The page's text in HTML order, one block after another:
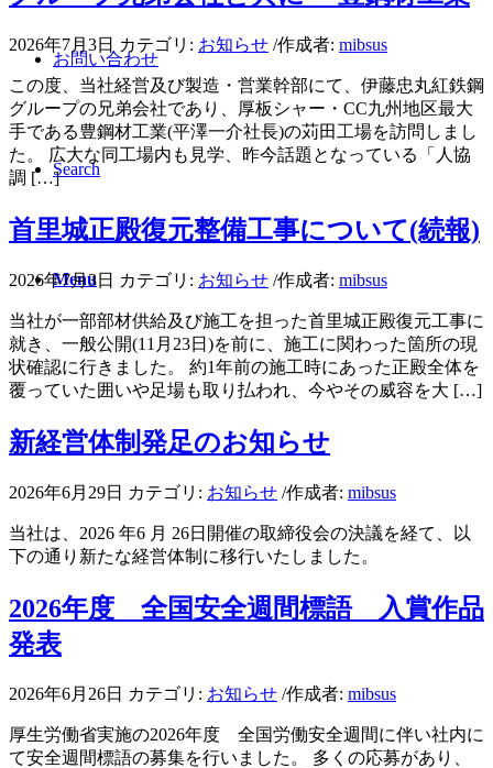
お問い合わせ
Search
Menu
2026年7月3日 カテゴリ: お知らせ /作成者: mibsus
この度、当社経営及び製造・営業幹部にて、伊藤忠丸紅鉄鋼
グループの兄弟会社であり、厚板シャー・CC九州地区最大
手である豊鋼材工業(平澤一介社長)の苅田工場を訪問しまし
た。 広大な同工場内も見学、昨今話題となっている「人協
調 […]
首里城正殿復元整備工事について(続報)
2026年7月3日 カテゴリ: お知らせ /作成者: mibsus
当社が一部部材供給及び施工を担った首里城正殿復元工事に
就き、一般公開(11月23日)を前に、施工に関わった箇所の現
状確認に行きました。 約1年前の施工時にあった正殿全体を
覆っていた囲いや足場も取り払われ、今やその威容を大 […]
新経営体制発足のお知らせ
2026年6月29日 カテゴリ: お知らせ /作成者: mibsus
当社は、2026 年6 月 26日開催の取締役会の決議を経て、以
下の通り新たな経営体制に移行いたしました。
2026年度 全国安全週間標語 入賞作品
発表
2026年6月26日 カテゴリ: お知らせ /作成者: mibsus
厚生労働省実施の2026年度 全国労働安全週間に伴い社内に
て安全週間標語の募集を行いました。 多くの応募があり、